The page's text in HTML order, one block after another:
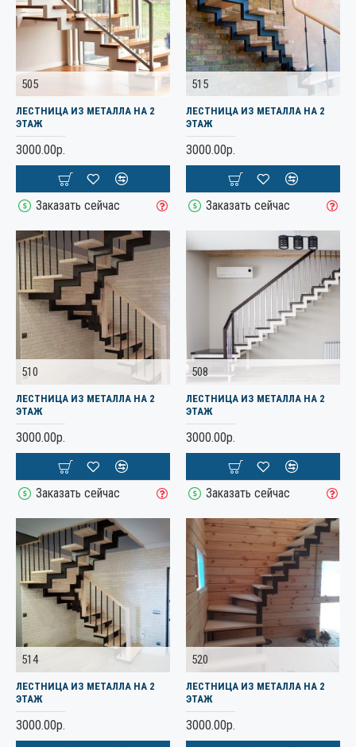
505
ЛЕСТНИЦА ИЗ МЕТАЛЛА НА 2
ЭТАЖ
3000.00р.
Заказать сейчас
515
ЛЕСТНИЦА ИЗ МЕТАЛЛА НА 2
ЭТАЖ
3000.00р.
Заказать сейчас
510
ЛЕСТНИЦА ИЗ МЕТАЛЛА НА 2
ЭТАЖ
3000.00р.
Заказать сейчас
508
ЛЕСТНИЦА ИЗ МЕТАЛЛА НА 2
ЭТАЖ
3000.00р.
Заказать сейчас
514
ЛЕСТНИЦА ИЗ МЕТАЛЛА НА 2
ЭТАЖ
3000.00р.
520
ЛЕСТНИЦА ИЗ МЕТАЛЛА НА 2
ЭТАЖ
3000.00р.